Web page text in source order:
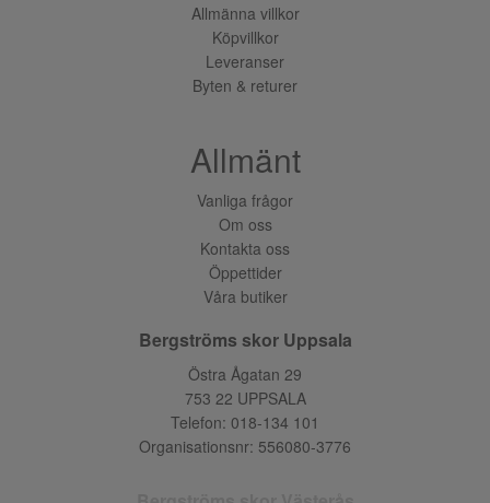
Allmänna villkor
Köpvillkor
Leveranser
Byten & returer
Allmänt
Vanliga frågor
Om oss
Kontakta oss
Öppettider
Våra butiker
Bergströms skor Uppsala
Östra Ågatan 29
753 22 UPPSALA
Telefon: 018-134 101
Organisationsnr: 556080-3776